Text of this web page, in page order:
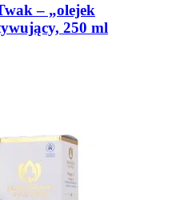
– „olejek
250 ml